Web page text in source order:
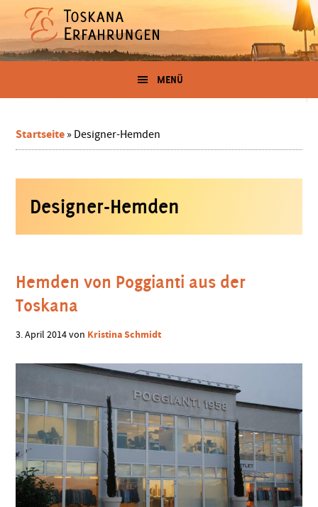
Inhalt
springen
secondary
menu
Seitenspalte
springen
Fußzeile
springen
Erfahrungen
in
der
von
Kristina
Schmidt
Der
Toskana-
und
-
MENÜ
Startseite » Designer-Hemden
Designer-Hemden
Hemden von Poggianti aus der
Toskana
3. April 2014von Kristina Schmidt